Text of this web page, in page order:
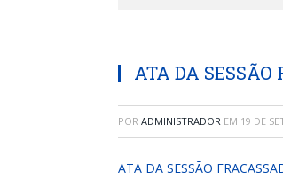
ATA DA SESSÃO
POR ADMINISTRADOR EM 19 DE
ATA DA SESSÃO